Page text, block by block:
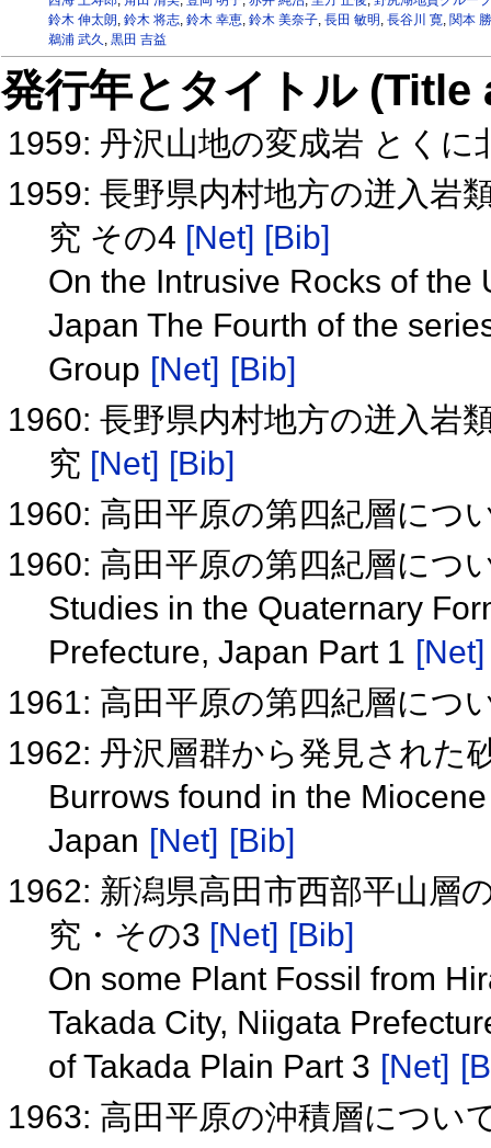
鈴木 伸太朗, 鈴木 将志, 鈴木 幸恵, 鈴木 美奈子, 長田 敏明 , 長谷川 寛, 関本
鵜浦 武久 , 黒田 吉益
発行年とタイトル
1959: 丹沢山地の変成岩 とく
1959: 長野県内村地方の迸入岩
究 その4 [Net] [Bib]
On the Intrusive Rocks of the
Japan The Fourth of the
Group [Net] [Bib]
1960: 長野県内村地方の迸入岩
究 [Net] [Bib]
1960: 高田平原の第四紀層につ
1960: 高田平原の第四紀層につ
Studies in the Quaternary
Prefecture, Japan Part 1 [Net]
1961: 高田平原の第四紀層につ
1962: 丹沢層群から発見された
Burrows found in the
Japan [Net] [Bib]
1962: 新潟県高田市西部平山層
究・その3 [Net] [Bib]
On some Plant Fossil from
Takada City, Niigata
of Takada Plain Part 3 [Net]
1963: 高田平原の沖積層につい